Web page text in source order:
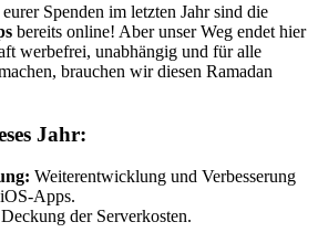
Spenden im letzten Jahr sind die
bereits online! Aber unser Weg endet hier
werbefrei, unabhängig und für alle
brauchen wir diesen Ramadan
Jahr:
Weiterentwicklung und Verbesserung
Apps.
Deckung der Serverkosten.